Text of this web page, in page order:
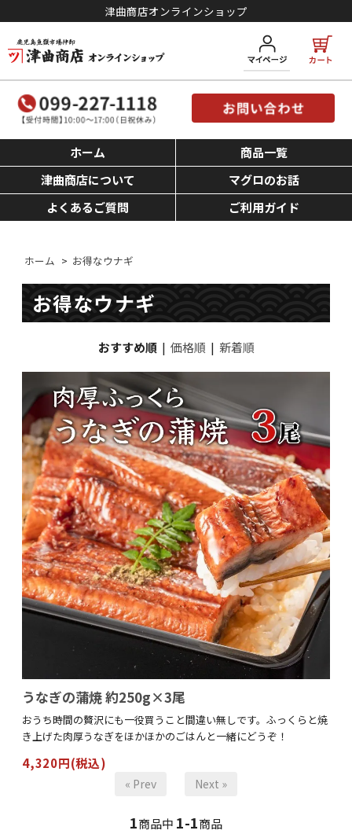
津曲商店オンラインショップ
ホーム
商品一覧
津曲商店について
マグロのお話
よくあるご質問
ご利用ガイド
ホーム > お得なウナギ
お得なウナギ
おすすめ順| 価格順 | 新着順
うなぎの蒲焼 約250g×3尾
おうち時間の贅沢にも一役買うこと間違い無しです。ふっくらと焼
き上げた肉厚うなぎをほかほかのごはんと一緒にどうぞ！
4,320円(税込)
« Prev Next »
1商品中 1-1商品